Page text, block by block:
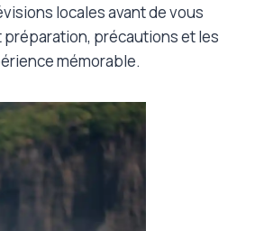
locales avant de vous
préparation, précautions et les
mémorable.